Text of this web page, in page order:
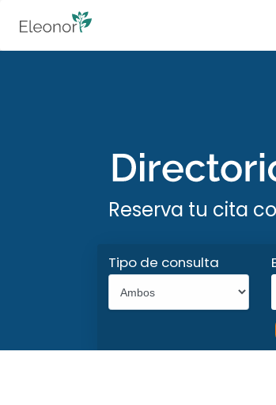
Reserva tu cita
Tipo de consulta